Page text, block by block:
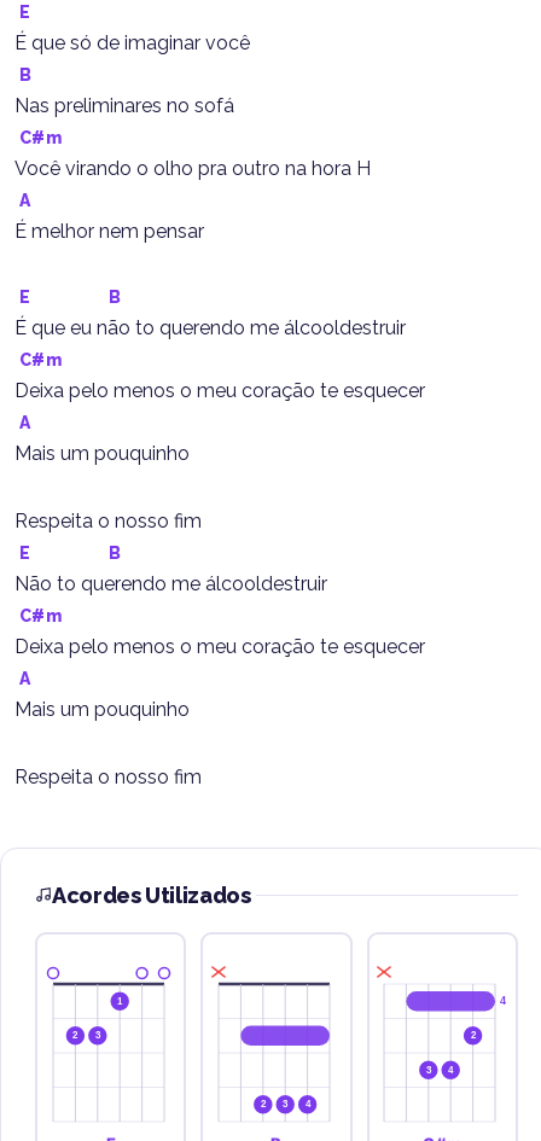
E
É que só de imaginar você
B
Nas preliminares no sofá
C#m
Você virando o olho pra outro na hora H
A
É melhor nem pensar
E B
É que eu não to querendo me álcooldestruir
C#m
Deixa pelo menos o meu coração te esquecer
A
Mais um pouquinho
Respeita o nosso fim
E B
Não to querendo me álcooldestruir
C#m
Deixa pelo menos o meu coração te esquecer
A
Mais um pouquinho
Respeita o nosso fim
Acordes Utilizados
2 3
1
2 3 4
4
3 4
2